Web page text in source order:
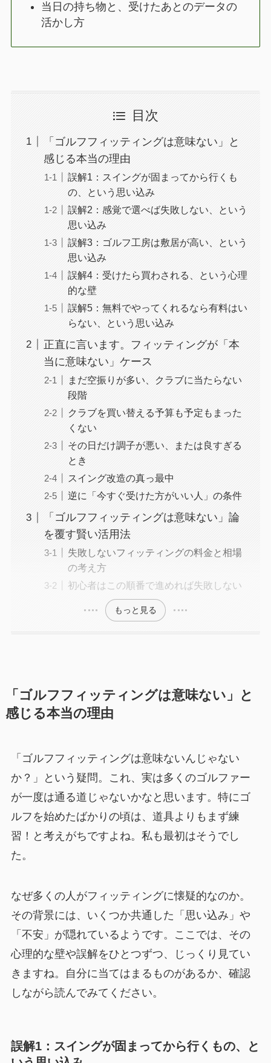
当日の持ち物と、受けたあとのデータの
活かし方
目次
「ゴルフフィッティングは意味ない」と
感じる本当の理由
誤解1：スイングが固まってから行くも
の、という思い込み
誤解2：感覚で選べば失敗しない、という
思い込み
誤解3：ゴルフ工房は敷居が高い、という
思い込み
誤解4：受けたら買わされる、という心理
的な壁
誤解5：無料でやってくれるなら有料はい
らない、という思い込み
正直に言います。フィッティングが「本
当に意味ない」ケース
まだ空振りが多い、クラブに当たらない
段階
クラブを買い替える予算も予定もまった
くない
その日だけ調子が悪い、または良すぎる
とき
スイング改造の真っ最中
逆に「今すぐ受けた方がいい人」の条件
「ゴルフフィッティングは意味ない」論
を覆す賢い活用法
失敗しないフィッティングの料金と相場
の考え方
初心者はこの順番で進めれば失敗しない
もっと見る
「ゴルフフィッティングは意味ない」と
感じる本当の理由
「ゴルフフィッティングは意味ないんじゃない
か？」という疑問。これ、実は多くのゴルファー
が一度は通る道じゃないかなと思います。特にゴ
ルフを始めたばかりの頃は、道具よりもまず練
習！と考えがちですよね。私も最初はそうでし
た。
なぜ多くの人がフィッティングに懐疑的なのか。
その背景には、いくつか共通した「思い込み」や
「不安」が隠れているようです。ここでは、その
心理的な壁や誤解をひとつずつ、じっくり見てい
きますね。自分に当てはまるものがあるか、確認
しながら読んでみてください。
誤解1：スイングが固まってから行くもの、と